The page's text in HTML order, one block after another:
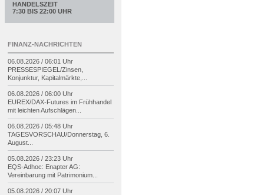
HANDELSZEIT
7:30 BIS 22:00 UHR
FINANZ-NACHRICHTEN
06.08.2026 / 06:01 Uhr
PRESSESPIEGEL/Zinsen,
Konjunktur, Kapitalmärkte,...
06.08.2026 / 06:00 Uhr
EUREX/DAX-Futures im Frühhandel
mit leichten Aufschlägen...
06.08.2026 / 05:48 Uhr
TAGESVORSCHAU/Donnerstag, 6.
August...
05.08.2026 / 23:23 Uhr
EQS-Adhoc: Enapter AG:
Vereinbarung mit Patrimonium...
05.08.2026 / 20:07 Uhr